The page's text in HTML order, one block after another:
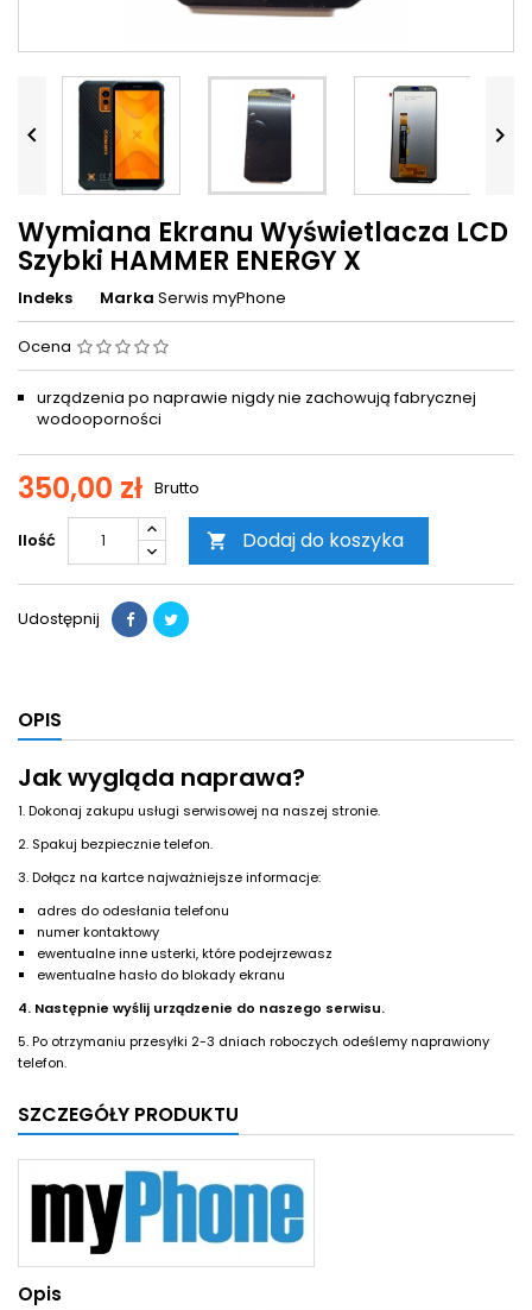
 
Wymiana Ekranu Wyświetlacza LCD
Szybki HAMMER ENERGY X
Indeks Marka Serwis myPhone
Ocena
urządzenia po naprawie nigdy nie zachowują fabrycznej
wodooporności
350,00 zł Brutto
Ilość  Dodaj do koszyka
Udostępnij
OPIS
Jak wygląda naprawa?
1. Dokonaj zakupu usługi serwisowej na naszej stronie.
2. Spakuj bezpiecznie telefon.
3. Dołącz na kartce najważniejsze informacje:
adres do odesłania telefonu
numer kontaktowy
ewentualne inne usterki, które podejrzewasz
ewentualne hasło do blokady ekranu
4. Następnie wyślij urządzenie do naszego serwisu.
5. Po otrzymaniu przesyłki 2-3 dniach roboczych odeślemy naprawiony
telefon.
SZCZEGÓŁY PRODUKTU
Opis